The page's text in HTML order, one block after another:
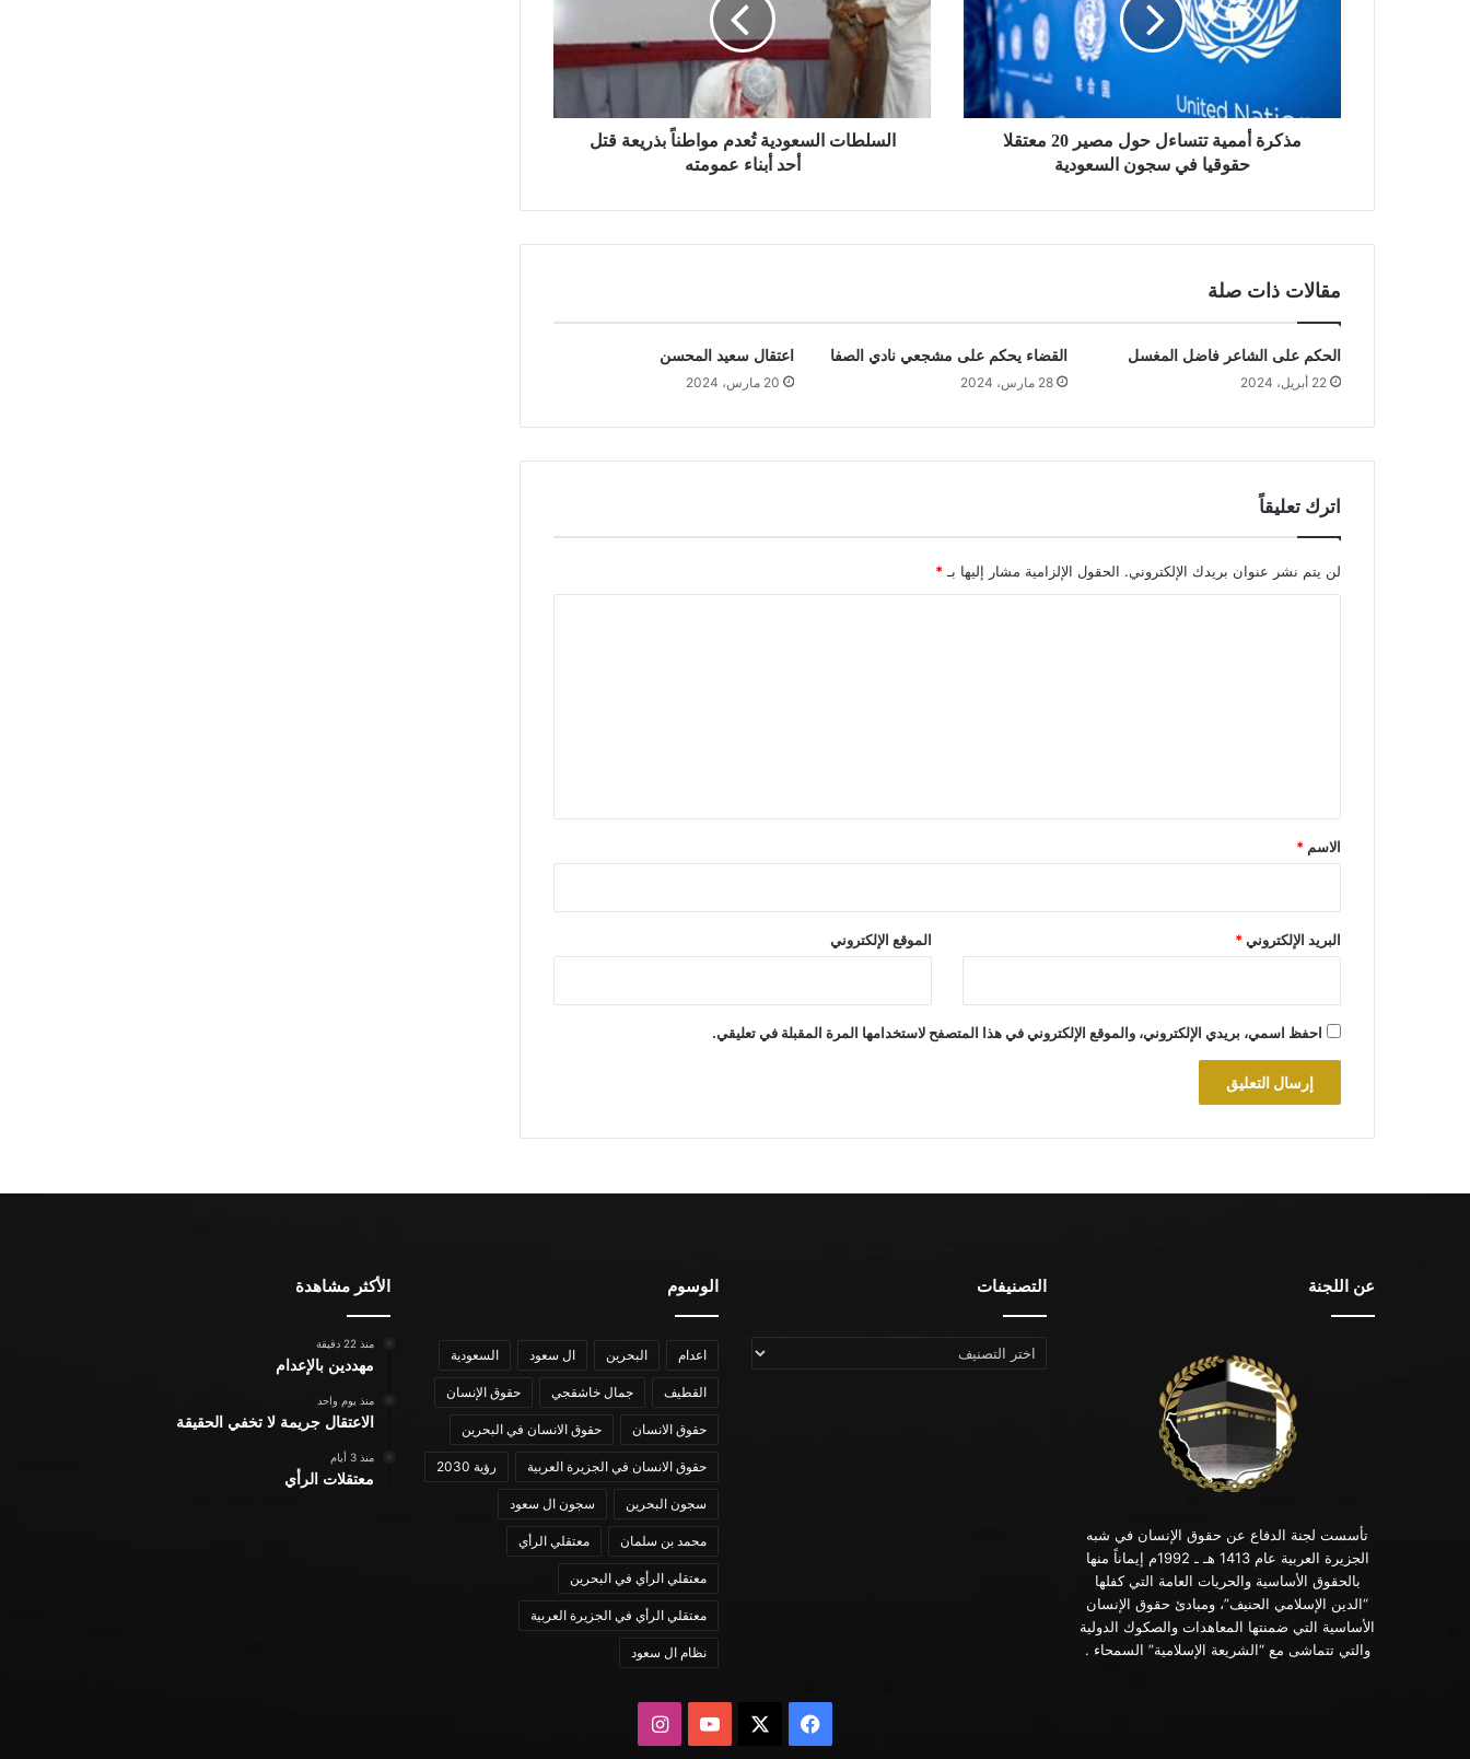
مذكرة أممية تتساءل حول مصير 20 معتقلا
حقوقيا في سجون السعودية
السلطات السعودية تُعدم مواطناً بذريعة قتل
أحد أبناء عمومته
مقالات ذات صلة
الحكم على الشاعر فاضل المغسل
22 أبريل، 2024
القضاء يحكم على مشجعي نادي الصفا
28 مارس، 2024
اعتقال سعيد المحسن
20 مارس، 2024
اترك تعليقاً
لن يتم نشر عنوان بريدك الإلكتروني. الحقول الإلزامية مشار إليها بـ *
*
الاسم *
البريد الإلكتروني* الموقع الإلكتروني
احفظ اسمي، بريدي الإلكتروني، والموقع الإلكتروني في هذا المتصفح لاستخدامها المرة المقبلة في تعليقي.
عن اللجنة
تأسست لجنة الدفاع عن حقوق الإنسان في شبه
الجزيرة العربية عام 1413 هـ ـ 1992م إيماناً منها
بالحقوق الأساسية والحريات العامة التي كفلها
“الدين الإسلامي الحنيف”، ومبادئ حقوق الإنسان
الأساسية التي ضمنتها المعاهدات والصكوك الدولية
والتي تتماشى مع “الشريعة الإسلامية” السمحاء .
التصنيفات
التصنيفات
الوسوم
اعدام البحرين ال سعود السعودية
القطيف جمال خاشقجي حقوق الإنسان
حقوق الانسان حقوق الانسان في البحرين
حقوق الانسان في الجزيرة العربية رؤية 2030
سجون البحرين سجون ال سعود
محمد بن سلمان معتقلي الرأي
معتقلي الرأي في البحرين
معتقلي الرأي في الجزيرة العربية
نظام ال سعود
الأكثر مشاهدة
منذ 22 دقيقة
مهددين بالإعدام
منذ يوم واحد
الاعتقال جريمة لا تخفي الحقيقة
منذ 3 أيام
معتقلات الرأي
فيسبوك يوتيوبانستقرام